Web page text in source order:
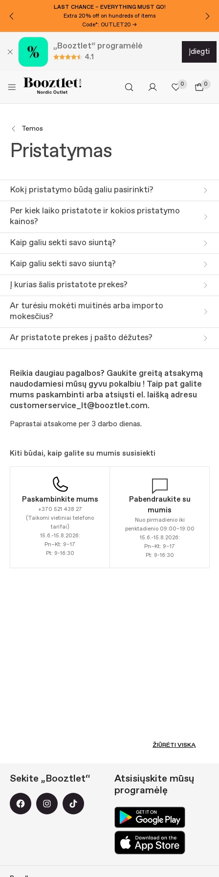
LAST CHANCE – EVERYTHING MUST GO!
Extra 20% off on hundreds of items
Code*: OUTLET20 →
„Booztlet“ programėlė
4.1
įdiegti
0 0
Temos
Pristatymas
Kokį pristatymo būdą galiu pasirinkti?
Per kiek laiko pristatote ir kokios pristatymo
kainos?
Kaip galiu sekti savo siuntą?
Kaip galiu sekti savo siuntą?
Į kurias šalis pristatote prekes?
Ar turėsiu mokėti muitinės arba importo
mokesčius?
Ar pristatote prekes į pašto dėžutes?
Reikia daugiau pagalbos? Gaukite greitą atsakymą
naudodamiesi mūsų gyvu pokalbiu ! Taip pat galite
mums paskambinti arba atsiųsti el. laišką adresu
customerservice_lt@booztlet.com.
Paprastai atsakome per 3 darbo dienas.
Kiti būdai, kaip galite su mumis susisiekti
Paskambinkite mums
+370 521 438 27
(Taikomi vietiniai telefono
tarifai)
15.6.-15.8.2026:
Pn–Kt: 9–17
Pt: 9-16:30
Pabendraukite su
mumis
Nuo pirmadienio iki
penktadienio 09:00–19:00
15.6.-15.8.2026:
Pn–Kt: 9–17
Pt: 9-16:30
ŽIŪRĖTI VISKĄ
Sekite „Booztlet“
Atsisiųskite mūsų
programėlę